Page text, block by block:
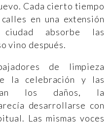
Cada cierto tiempo
en una extensión
absorbe las
vino después.
de limpieza
la celebración y las
los daños, la
desarrollarse con
Las mismas voces